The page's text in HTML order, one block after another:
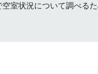
室状況について調べるた